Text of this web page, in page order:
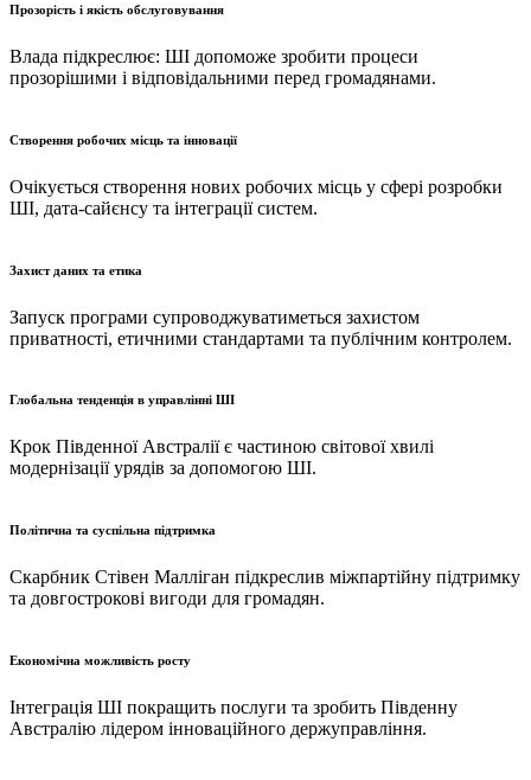
Прозорість і якість обслуговування
Влада підкреслює: ШІ допоможе зробити процеси
прозорішими і відповідальними перед громадянами.
Створення робочих місць та інновації
Очікується створення нових робочих місць у сфері розробки
ШІ, дата-сайєнсу та інтеграції систем.
Захист даних та етика
Запуск програми супроводжуватиметься захистом
приватності, етичними стандартами та публічним контролем.
Глобальна тенденція в управлінні ШІ
Крок Південної Австралії є частиною світової хвилі
модернізації урядів за допомогою ШІ.
Політична та суспільна підтримка
Скарбник Стівен Малліган підкреслив міжпартійну підтримку
та довгострокові вигоди для громадян.
Економічна можливість росту
Інтеграція ШІ покращить послуги та зробить Південну
Австралію лідером інноваційного держуправління.